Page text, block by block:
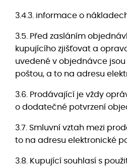
3.4.3. informace o
3.5. Před zasláním
kupujícího zjišťovat a
uvedené v objednávce
poštou, a to na adresu
3.6. Prodávající je vždy
o dodatečné potvrzení
3.7. Smluvní vztah mezi
to na adresu elektronické
3.8. Kupující souhlasí s